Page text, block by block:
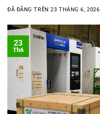
ĐÃ ĐĂNG TRÊN23 THÁNG 6, 2026
23
Th6